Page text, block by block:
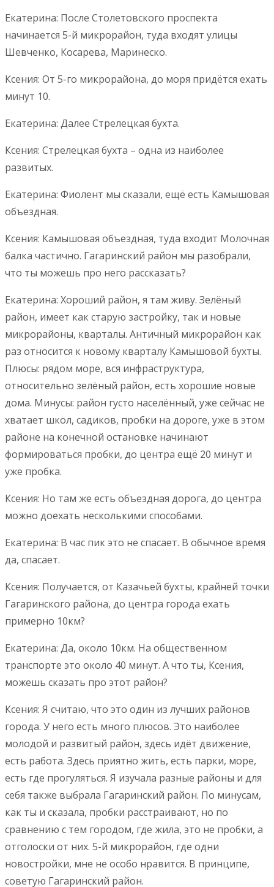
Екатерина: После Столетовского проспекта
начинается 5-й микрорайон, туда входят улицы
Шевченко, Косарева, Маринеско.
Ксения: От 5-го микрорайона, до моря придётся ехать
минут 10.
Екатерина: Далее Стрелецкая бухта.
Ксения: Стрелецкая бухта – одна из наиболее
развитых.
Екатерина: Фиолент мы сказали, ещё есть Камышовая
объездная.
Ксения: Камышовая объездная, туда входит Молочная
балка частично. Гагаринский район мы разобрали,
что ты можешь про него рассказать?
Екатерина: Хороший район, я там живу. Зелёный
район, имеет как старую застройку, так и новые
микрорайоны, кварталы. Античный микрорайон как
раз относится к новому кварталу Камышовой бухты.
Плюсы: рядом море, вся инфраструктура,
относительно зелёный район, есть хорошие новые
дома. Минусы: район густо населённый, уже сейчас не
хватает школ, садиков, пробки на дороге, уже в этом
районе на конечной остановке начинают
формироваться пробки, до центра ещё 20 минут и
уже пробка.
Ксения: Но там же есть объездная дорога, до центра
можно доехать несколькими способами.
Екатерина: В час пик это не спасает. В обычное время
да, спасает.
Ксения: Получается, от Казачьей бухты, крайней точки
Гагаринского района, до центра города ехать
примерно 10км?
Екатерина: Да, около 10км. На общественном
транспорте это около 40 минут. А что ты, Ксения,
можешь сказать про этот район?
Ксения: Я считаю, что это один из лучших районов
города. У него есть много плюсов. Это наиболее
молодой и развитый район, здесь идёт движение,
есть работа. Здесь приятно жить, есть парки, море,
есть где прогуляться. Я изучала разные районы и для
себя также выбрала Гагаринский район. По минусам,
как ты и сказала, пробки расстраивают, но по
сравнению с тем городом, где жила, это не пробки, а
отголоски от них. 5-й микрорайон, где одни
новостройки, мне не особо нравится. В принципе,
советую Гагаринский район.